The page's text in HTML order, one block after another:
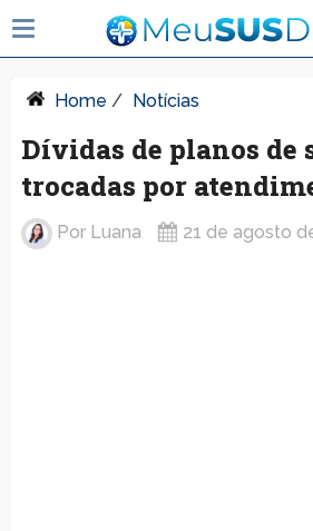
Home / Notícias
Dívidas de planos de
trocadas por
Por Luana 21 de agosto